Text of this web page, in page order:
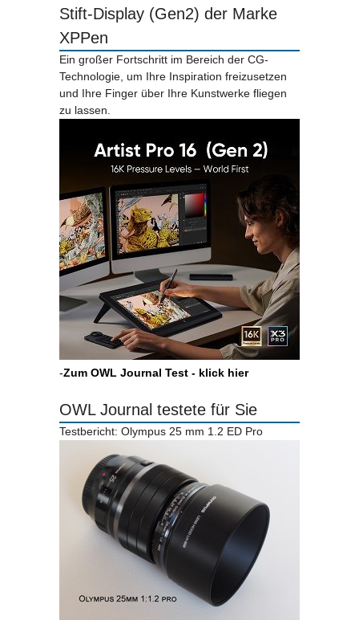
Stift-Display (Gen2) der Marke
XPPen
Ein großer Fortschritt im Bereich der CG-
Technologie, um Ihre Inspiration freizusetzen
und Ihre Finger über Ihre Kunstwerke fliegen
zu lassen.
-Zum OWL Journal Test - klick hier
OWL Journal testete für Sie
Testbericht: Olympus 25 mm 1.2 ED Pro